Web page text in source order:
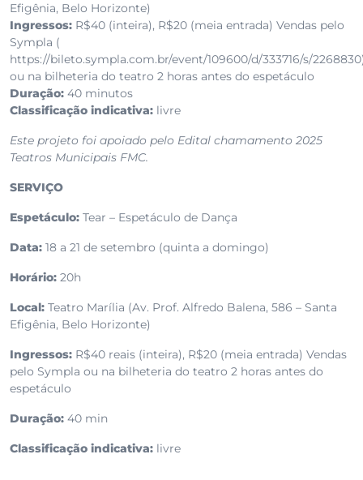
Efigênia, Belo Horizonte)
Ingressos: R$40 (inteira), R$20 (meia entrada) Vendas pelo
Sympla (
https://bileto.sympla.com.br/event/109600/d/333716/s/
ou na bilheteria do teatro 2 horas antes do espetáculo
Duração: 40 minutos
Classificação indicativa: livre
Este projeto foi apoiado pelo Edital chamamento 2025
Teatros Municipais FMC.
SERVIÇO
Espetáculo: Tear – Espetáculo de Dança
Data: 18 a 21 de setembro (quinta a domingo)
Horário: 20h
Local: Teatro Marília (Av. Prof. Alfredo Balena, 586 – Santa
Efigênia, Belo Horizonte)
Ingressos: R$40 reais (inteira), R$20 (meia entrada) Vendas
pelo Sympla ou na bilheteria do teatro 2 horas antes do
espetáculo
Duração: 40 min
Classificação indicativa: livre